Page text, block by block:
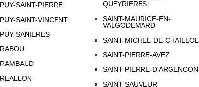
PUY-SAINT-PIERRE
PUY-SAINT-VINCENT
PUY-SANIERES
RABOU
RAMBAUD
REALLON
QUEYRIERES
SAINT-MAURICE-EN-
VALGODEMARD
SAINT-MICHEL-DE-CHAILLOL
SAINT-PIERRE-AVEZ
SAINT-PIERRE-D'ARGENCON
SAINT-SAUVEUR